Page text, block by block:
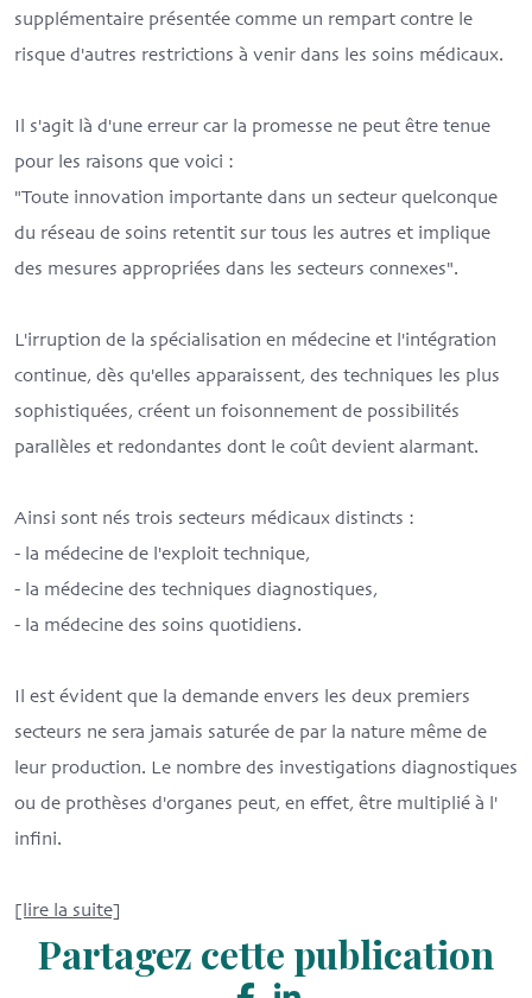
supplémentaire présentée comme un rempart contre le
risque d'autres restrictions à venir dans les soins médicaux.
Il s'agit là d'une erreur car la promesse ne peut être tenue
pour les raisons que voici :
"Toute innovation importante dans un secteur quelconque
du réseau de soins retentit sur tous les autres et implique
des mesures appropriées dans les secteurs connexes".
L'irruption de la spécialisation en médecine et l'intégration
continue, dès qu'elles apparaissent, des techniques les plus
sophistiquées, créent un foisonnement de possibilités
parallèles et redondantes dont le coût devient alarmant.
Ainsi sont nés trois secteurs médicaux distincts :
- la médecine de l'exploit technique,
- la médecine des techniques diagnostiques,
- la médecine des soins quotidiens.
Il est évident que la demande envers les deux premiers
secteurs ne sera jamais saturée de par la nature même de
leur production. Le nombre des investigations diagnostiques
ou de prothèses d'organes peut, en effet, être multiplié à l'
infini.
[lire la suite]
Partagez cette publication